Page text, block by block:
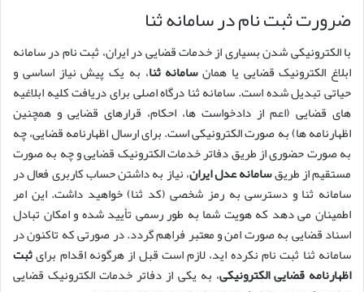
ضرورت ثبت نام در سامانه ثنا
با الکترونیکی شدن بسیاری از خدمات قضایی در ایران، ثبت نام در سامانه
ابلاغ الکترونیک قضایی یا همانسامانه ثنا، به یک پیش نیاز اساسی و
حیاتی تبدیل شده است. سامانه ثنا درگاه اصلی برای دریافت کلیه ابلاغیه
های قضایی (اعم از دادخواست ها، احکام، قرارهای قضایی و همچنین
اظهارنامه ها) به صورت الکترونیکی است. برای ارسال اظهارنامه قضایی، چه
به صورت حضوری از طریق دفاتر خدمات الکترونیک قضایی و چه به صورت
مستقیم از طریقسامانه عدل ایران، نیاز به داشتن حساب کاربری فعال در
سامانه ثنا و دسترسی به رمز شخصی (کد ثنا) خواهید داشت. این امر
اطمینان می دهد که هویت شما به طور رسمی تأیید شده و امکان تبادل
اسناد قضایی به صورت امن و معتبر فراهم گردد. در صورتی که تاکنون در
سامانه ثنا ثبت نام نکرده اید، لازم است قبل از هرگونه اقدام برایثبت
اظهارنامه قضایی الکترونیکی، به یکی از دفاتر خدمات الکترونیک قضایی